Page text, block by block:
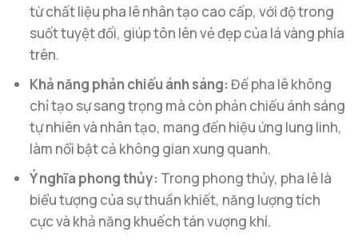
từ chất liệu pha lê nhân tạo cao cấp, với độ trong
suốt tuyệt đối, giúp tôn lên vẻ đẹp của lá vàng phía
trên.
Khả năng phản chiếu ánh sáng:Đế pha lê không
chỉ tạo sự sang trọng mà còn phản chiếu ánh sáng
tự nhiên và nhân tạo, mang đến hiệu ứng lung linh,
làm nổi bật cả không gian xung quanh.
Ý nghĩa phong thủy: Trong phong thủy, pha lê là
biểu tượng của sự thuần khiết, năng lượng tích
cực và khả năng khuếch tán vượng khí.